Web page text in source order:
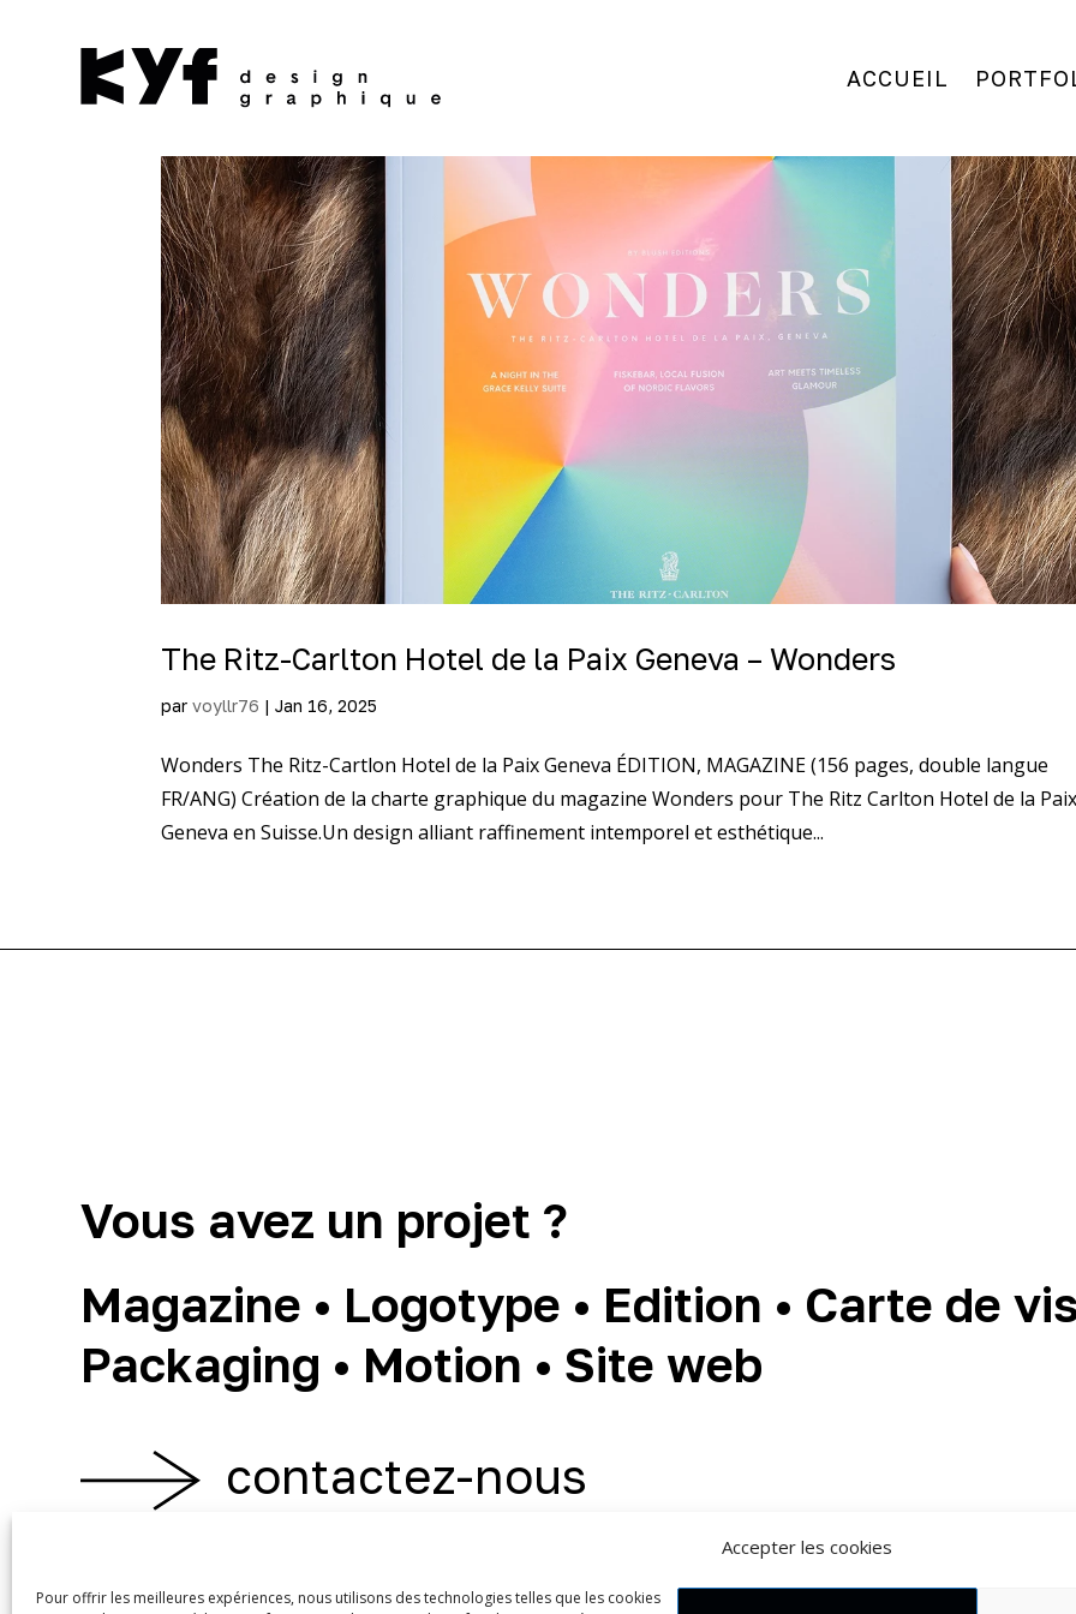
Accepter les cookies
Pour offrir les meilleures expériences, nous utilisons des technologies telles que les cookies
ACCUEIL
The Ritz-Carlton Hotel de la Paix Geneva – Wonders
parvoyllr76 |Jan 16, 2025
Wonders The Ritz-Cartlon Hotel de la Paix Geneva ÉDITION, MAGAZINE (156 pages, double langue
FR/ANG) Création de la charte graphique du magazine Wonders pour The Ritz Carlton Hotel de la
Geneva en Suisse.Un design alliant raffinement intemporel et esthétique...
Vous avez un projet ?
Magazine • Logotype • Edition • Carte de
Packaging • Motion • Site web
contactez-nous